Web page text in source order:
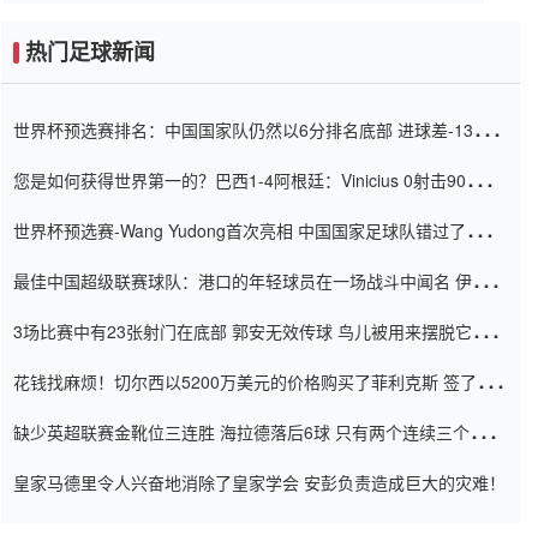
热门足球新闻
世界杯预选赛排名：中国国家队仍然以6分排名底部 进球差-13令人
您是如何获得世界第一的？巴西1-4阿根廷：Vinicius 0射击90分钟
世界杯预选赛-Wang Yudong首次亮相 中国国家足球队错过了世界
最佳中国超级联赛球队：港口的年轻球员在一场战斗中闻名 伊万放
3场比赛中有23张射门在底部 郭安无效传球 鸟儿被用来摆脱它
花钱找麻烦！切尔西以5200万美元的价格购买了菲利克斯 签了7年
缺少英超联赛金靴位三连胜 海拉德落后6球 只有两个连续三个连续
皇家马德里令人兴奋地消除了皇家学会 安彭负责造成巨大的灾难！